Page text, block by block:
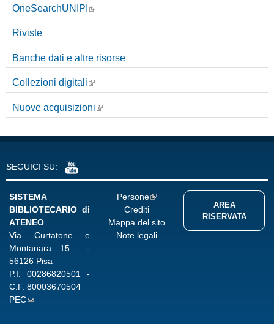
OneSearchUNIPI
Riviste
Banche dati e altre risorse
Collezioni digitali
Nuove acquisizioni
SEGUICI SU:
SISTEMA
BIBLIOTECARIO di
ATENEO
Via Curtatone e
Montanara 15 -
56126 Pisa
P.I. 00286820501 -
C.F. 80003670504
PEC
Persone
Crediti
Mappa del sito
Note legali
AREA
RISERVATA